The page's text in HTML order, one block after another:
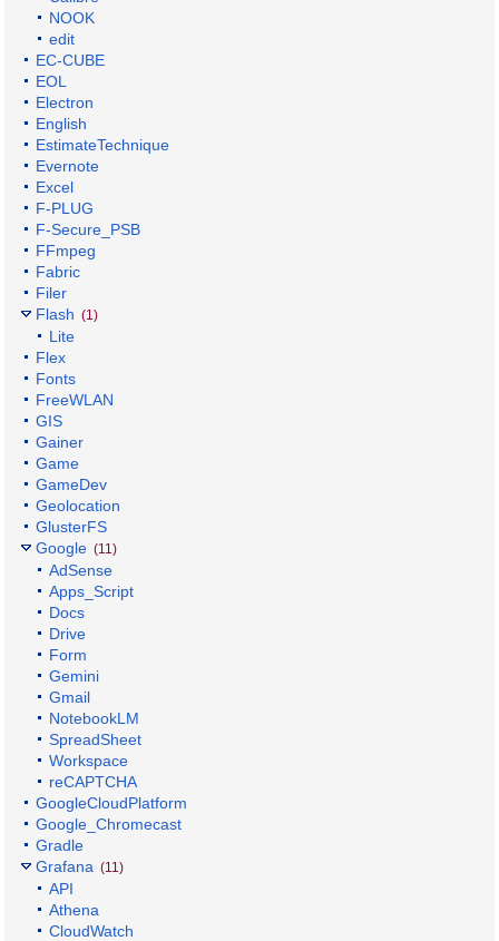
NOOK
edit
EC-CUBE
EOL
Electron
English
EstimateTechnique
Evernote
Excel
F-PLUG
F-Secure_PSB
FFmpeg
Fabric
Filer
Flash (1)
Lite
Flex
Fonts
FreeWLAN
GIS
Gainer
Game
GameDev
Geolocation
GlusterFS
Google (11)
AdSense
Apps_Script
Docs
Drive
Form
Gemini
Gmail
NotebookLM
SpreadSheet
Workspace
reCAPTCHA
GoogleCloudPlatform
Google_Chromecast
Gradle
Grafana (11)
API
Athena
CloudWatch